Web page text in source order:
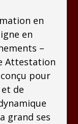
en
en
–
Attestation
conçu pour
de
grand ses